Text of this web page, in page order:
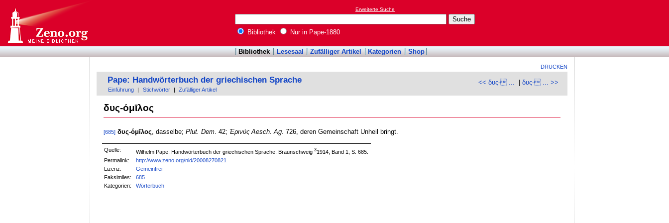
Erweiterte Suche
Bibliothek Nur in Pape-1880
Bibliothek Lesesaal Zufälliger Artikel Kategorien Shop
DRUCKEN
<< δυς- ... |δυς- ... >>
Pape: Handwörterbuch der griechischen Sprache
Einführung Stichwörter Zufälliger Artikel
δυς-όμῑλος
[685] δυς-όμῑλος , dasselbe; Plut. Dem. 42; Ἐρινύς Aesch. Ag. 726, deren Gemeinschaft Unheil bringt.
Quelle: Wilhelm Pape: Handwörterbuch der griechischen Sprache. Braunschweig31914, Band 1, S. 685.
Permalink:
http://www.zeno.org/nid/20008270821
Lizenz:
Gemeinfrei
Faksimiles:
685
Kategorien:
Wörterbuch